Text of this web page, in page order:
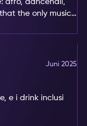
afro, dancehall,
the only music
Juni 2025
e i drink inclusi